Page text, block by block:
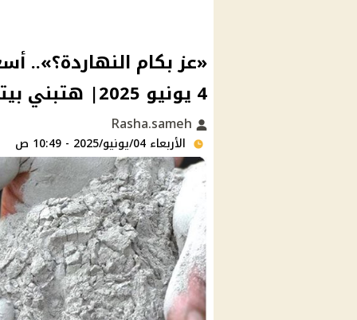
«عز بكام النهاردة؟»..
4 يونيو 2025| هتبني بيتك بكام ؟!
الأربعاء 04/يونيو/2025 - 10:49 ص